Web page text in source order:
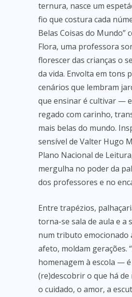
ternura, nasce um
fio que costura cada
Belas Coisas do Mundo”
Flora, uma professora
florescer das crianças o
da vida. Envolta em tons
cenários que lembram
que ensinar é cultivar —
regado com carinho,
mais belas do mundo.
sensível de Valter Hugo
Plano Nacional de
mergulha no poder da
dos professores e no
Entre trapézios,
torna-se sala de aula e a
num tributo emocionado
afeto, moldam gerações.
homenagem à escola —
(re)descobrir o que há
o cuidado, o amor, a